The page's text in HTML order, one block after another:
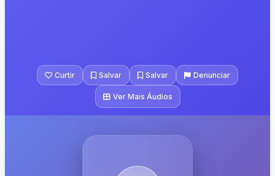
Curtir Salvar Salvar Denunciar
Ver Mais Áudios